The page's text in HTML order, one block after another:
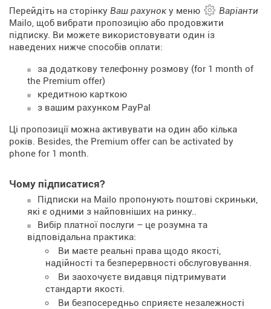
Перейдіть на сторінку Ваш рахунок у меню
Варіанти
Mailo, щоб вибрати пропозицію або продовжити
підписку. Ви можете використовувати один із
наведених нижче способів оплати:
за додаткову телефонну розмову (for 1 month of
the Premium offer)
кредитною карткою
з вашим рахунком PayPal
Ці пропозиції можна активувати на один або кілька
років. Besides, the Premium offer can be activated by
phone for 1 month.
Чому підписатися?
Підписки на Mailo пропонують поштові скриньки,
які є одними з найповніших на ринку..
Вибір платної послуги – це розумна та
відповідальна практика:
Ви маєте реальні права щодо якості,
надійності та безперервності обслуговування.
Ви заохочуєте видавця підтримувати
стандарти якості.
Ви безпосередньо сприяєте незалежності